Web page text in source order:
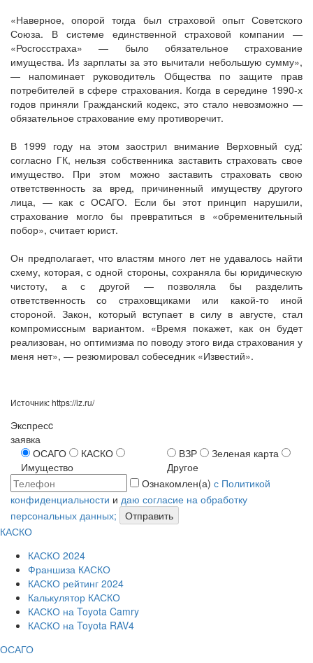
«Наверное, опорой тогда был страховой опыт Советского
Союза. В системе единственной страховой компании —
«Росгосстраха» — было обязательное страхование
имущества. Из зарплаты за это вычитали небольшую сумму»,
— напоминает руководитель Общества по защите прав
потребителей в сфере страхования. Когда в середине 1990-х
годов приняли Гражданский кодекс, это стало невозможно —
обязательное страхование ему противоречит.
В 1999 году на этом заострил внимание Верховный суд:
согласно ГК, нельзя собственника заставить страховать свое
имущество. При этом можно заставить страховать свою
ответственность за вред, причиненный имуществу другого
лица, — как с ОСАГО. Если бы этот принцип нарушили,
страхование могло бы превратиться в «обременительный
побор», считает юрист.
Он предполагает, что властям много лет не удавалось найти
схему, которая, с одной стороны, сохраняла бы юридическую
чистоту, а с другой — позволяла бы разделить
ответственность со страховщиками или какой-то иной
стороной. Закон, который вступает в силу в августе, стал
компромиссным вариантом. «Время покажет, как он будет
реализован, но оптимизма по поводу этого вида страхования у
меня нет», — резюмировал собеседник «Известий».
Источник: https://iz.ru/
Экспресc
заявка
ОСАГО
КАСКО
Имущество
ВЗР
Зеленая карта
Другое
Ознакомлен(а) с Политикой
конфиденциальности и даю согласие на обработку
персональных данных;
Отправить
КАСКО
КАСКО 2024
Франшиза КАСКО
КАСКО рейтинг 2024
Калькулятор КАСКО
КАСКО на Toyota Camry
КАСКО на Toyota RAV4
ОСАГО